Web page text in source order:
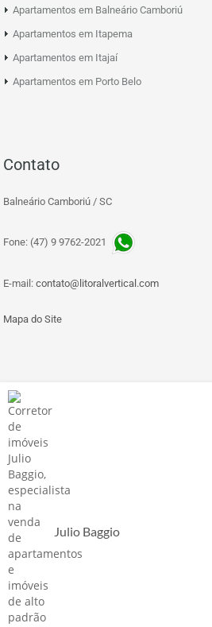
Apartamentos em Balneário Camboriú
Apartamentos em Itapema
Apartamentos em Itajaí
Apartamentos em Porto Belo
Contato
Balneário Camboriú / SC
Fone: (47) 9 9762-2021
E-mail: contato@litoralvertical.com
Mapa do Site
© Copyright 2013 » 2026 Engenheiro Julio
Julio Baggio